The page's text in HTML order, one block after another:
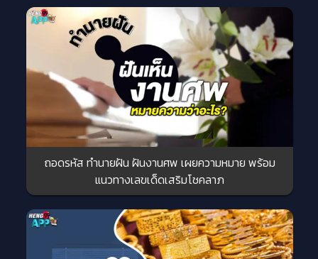
ถอดรหัส ทำนายฝัน ฝันงานศพ เผยความหมาย พร้อม
แนวทางเลขเด็ดเสริมโชคลาภ